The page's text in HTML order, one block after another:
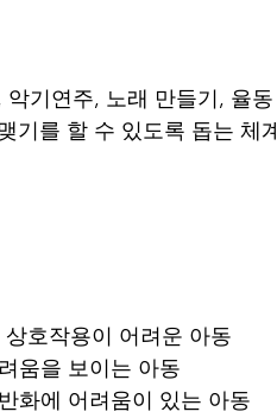
기연주, 노래 만들기, 율
기를 할 수 있도록 돕는 체
호작용이 어려운 아동
움을 보이는 아동
화에 어려움이 있는 아동